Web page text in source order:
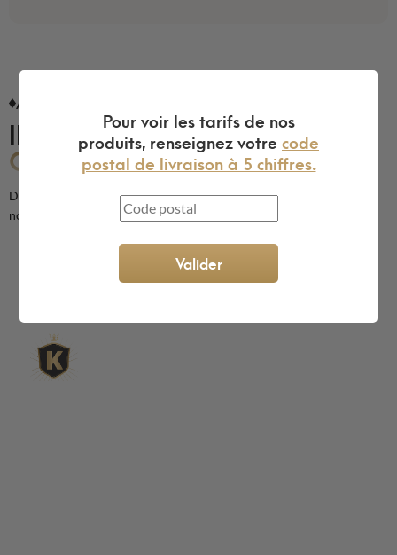
AVIS CLIENTS
ILS NOUS FONT
CONFIANCE
Découvrez les avis de nos clients sur la qualité de nos produits et de
notre service
Pour voir les tarifs de nos
produits, renseignez votre code
postal de livraison à 5 chiffres.
Valider